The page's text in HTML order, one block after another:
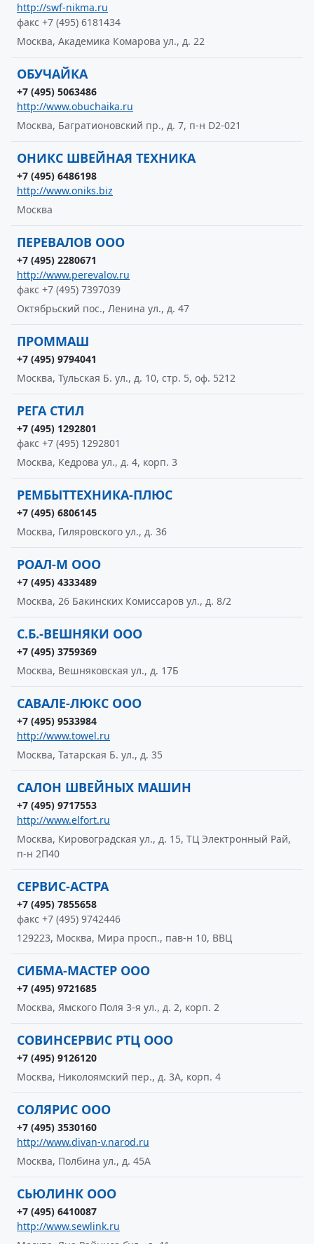
http://swf-nikma.ru
факс +7 (495) 6181434
Москва, Академика Комарова ул., д. 22
ОБУЧАЙКА
+7 (495) 5063486
http://www.obuchaika.ru
Москва, Багратионовский пр., д. 7, п-н D2-021
ОНИКС ШВЕЙНАЯ ТЕХНИКА
+7 (495) 6486198
http://www.oniks.biz
Москва
ПЕРЕВАЛОВ ООО
+7 (495) 2280671
http://www.perevalov.ru
факс +7 (495) 7397039
Октябрьский пос., Ленина ул., д. 47
ПРОММАШ
+7 (495) 9794041
Москва, Тульская Б. ул., д. 10, стр. 5, оф. 5212
РЕГА СТИЛ
+7 (495) 1292801
факс +7 (495) 1292801
Москва, Кедрова ул., д. 4, корп. 3
РЕМБЫТТЕХНИКА-ПЛЮС
+7 (495) 6806145
Москва, Гиляровского ул., д. 36
РОАЛ-М ООО
+7 (495) 4333489
Москва, 26 Бакинских Комиссаров ул., д. 8/2
С.Б.-ВЕШНЯКИ ООО
+7 (495) 3759369
Москва, Вешняковская ул., д. 17Б
САВАЛЕ-ЛЮКС ООО
+7 (495) 9533984
http://www.towel.ru
Москва, Татарская Б. ул., д. 35
САЛОН ШВЕЙНЫХ МАШИН
+7 (495) 9717553
http://www.elfort.ru
Москва, Кировоградская ул., д. 15, ТЦ Электронный Рай,
п-н 2П40
СЕРВИС-АСТРА
+7 (495) 7855658
факс +7 (495) 9742446
129223, Москва, Мира просп., пав-н 10, ВВЦ
СИБМА-МАСТЕР ООО
+7 (495) 9721685
Москва, Ямского Поля 3-я ул., д. 2, корп. 2
СОВИНСЕРВИС РТЦ ООО
+7 (495) 9126120
Москва, Николоямский пер., д. 3А, корп. 4
СОЛЯРИС ООО
+7 (495) 3530160
http://www.divan-v.narod.ru
Москва, Полбина ул., д. 45А
СЬЮЛИНК ООО
+7 (495) 6410087
http://www.sewlink.ru